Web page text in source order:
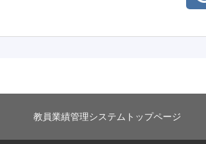
教員業績管理システムトップページ